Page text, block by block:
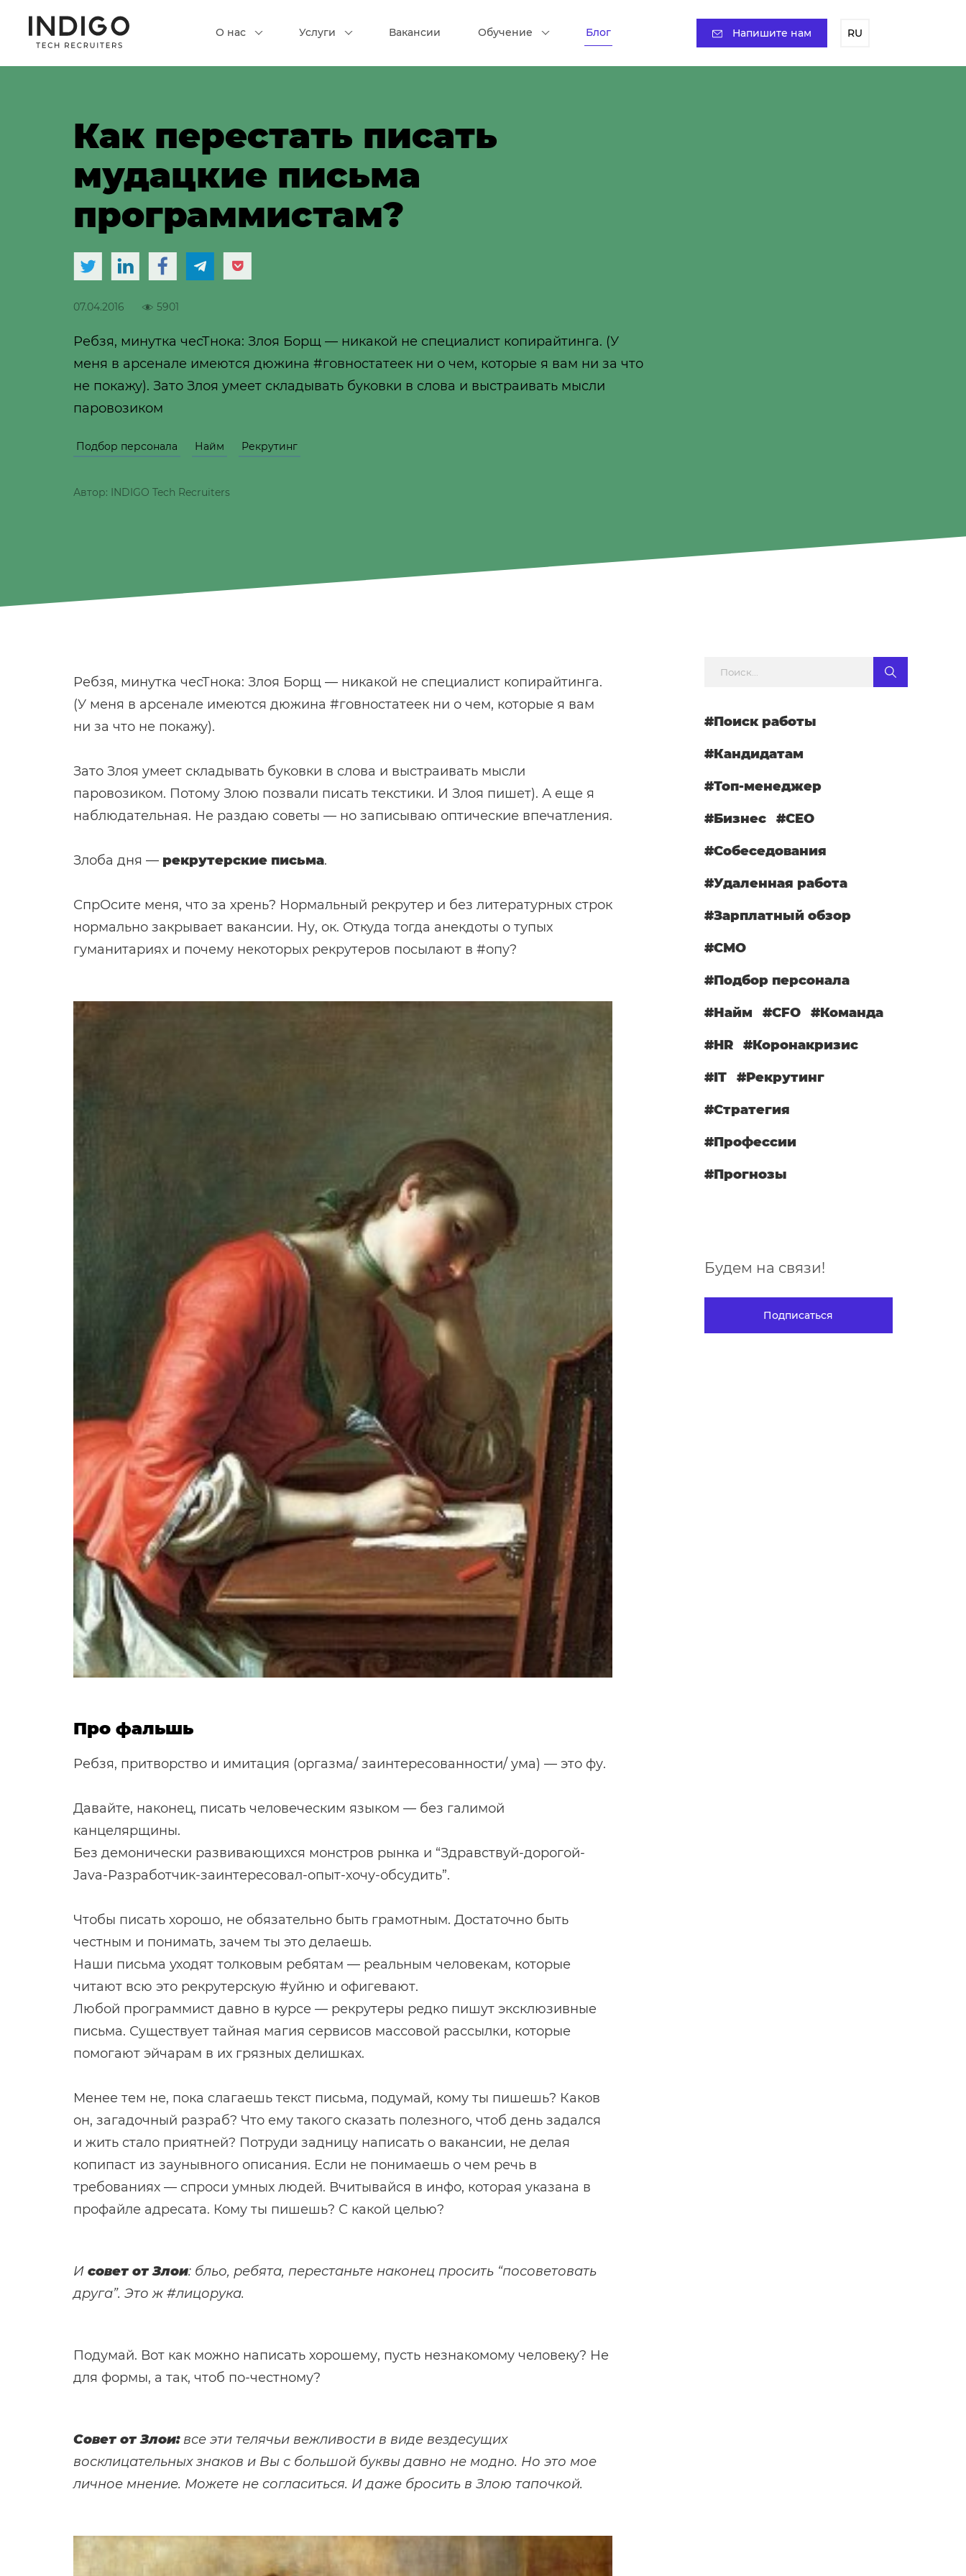
О нас Услуги Вакансии Обучение Блог Напишите нам RU
Как перестать писать
мудацкие письма
программистам?
07.04.2016 5901
Ребзя, минутка чесТнока: Злоя Борщ — никакой не специалист копирайтинга. (У
меня в арсенале имеются дюжина #говностатеек ни о чем, которые я вам ни за что
не покажу). Зато Злоя умеет складывать буковки в слова и выстраивать мысли
паровозиком
Подбор персонала Найм Рекрутинг
Автор: INDIGO Tech Recruiters
Ребзя, минутка чесТнока: Злоя Борщ — никакой не специалист копирайтинга.
(У меня в арсенале имеются дюжина #говностатеек ни о чем, которые я вам
ни за что не покажу).
Зато Злоя умеет складывать буковки в слова и выстраивать мысли
паровозиком. Потому Злою позвали писать текстики. И Злоя пишет). А еще я
наблюдательная. Не раздаю советы — но записываю оптические впечатления.
Злоба дня — рекрутерские письма.
СпрОсите меня, что за хрень? Нормальный рекрутер и без литературных строк
нормально закрывает вакансии. Ну, ок. Откуда тогда анекдоты о тупых
гуманитариях и почему некоторых рекрутеров посылают в #опу?
Про фальшь
Ребзя, притворство и имитация (оргазма/ заинтересованности/ ума) — это фу.
Давайте, наконец, писать человеческим языком — без галимой
канцелярщины.
Без демонически развивающихся монстров рынка и “Здравствуй-дорогой-
Java-Разработчик-заинтересовал-опыт-хочу-обсудить”.
Чтобы писать хорошо, не обязательно быть грамотным. Достаточно быть
честным и понимать, зачем ты это делаешь.
Наши письма уходят толковым ребятам — реальным человекам, которые
читают всю это рекрутерскую #уйню и офигевают.
Любой программист давно в курсе — рекрутеры редко пишут эксклюзивные
письма. Существует тайная магия сервисов массовой рассылки, которые
помогают эйчарам в их грязных делишках.
Менее тем не, пока слагаешь текст письма, подумай, кому ты пишешь? Каков
он, загадочный разраб? Что ему такого сказать полезного, чтоб день задался
и жить стало приятней? Потруди задницу написать о вакансии, не делая
копипаст из заунывного описания. Если не понимаешь о чем речь в
требованиях — спроси умных людей. Вчитывайся в инфо, которая указана в
профайле адресата. Кому ты пишешь? С какой целью?
И совет от Злои: бльо, ребята, перестаньте наконец просить “посоветовать
друга”. Это ж #лицорука.
Подумай. Вот как можно написать хорошему, пусть незнакомому человеку? Не
для формы, а так, чтоб по-честному?
Совет от Злои: все эти телячьи вежливости в виде вездесущих
восклицательных знаков и Вы с большой буквы давно не модно. Но это мое
личное мнение. Можете не согласиться. И даже бросить в Злою тапочкой.
#Поиск работы
#Кандидатам
#Топ-менеджер
#Бизнес #CEO
#Собеседования
#Удаленная работа
#Зарплатный обзор
#СМО
#Подбор персонала
#Найм #CFO #Команда
#HR #Коронакризис
#IT #Рекрутинг
#Стратегия
#Профессии
#Прогнозы
Будем на связи!
Подписаться